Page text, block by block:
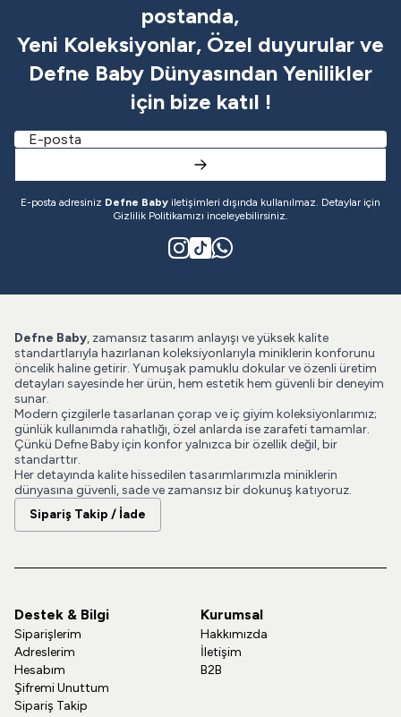
postanda,
Yeni Koleksiyonlar, Özel duyurular ve
Defne Baby Dünyasından Yenilikler
için bize katıl !
E-posta adresiniz Defne Baby iletişimleri dışında kullanılmaz. Detaylar için
Gizlilik Politikamızı inceleyebilirsiniz.
Defne Baby, zamansız tasarım anlayışı ve yüksek kalite
standartlarıyla hazırlanan koleksiyonlarıyla miniklerin konforunu
öncelik haline getirir. Yumuşak pamuklu dokular ve özenli üretim
detayları sayesinde her ürün, hem estetik hem güvenli bir deneyim
sunar.
Modern çizgilerle tasarlanan çorap ve iç giyim koleksiyonlarımız;
günlük kullanımda rahatlığı, özel anlarda ise zarafeti tamamlar.
Çünkü Defne Baby için konfor yalnızca bir özellik değil, bir
standarttır.
Her detayında kalite hissedilen tasarımlarımızla miniklerin
dünyasına güvenli, sade ve zamansız bir dokunuş katıyoruz.
Sipariş Takip / İade
Destek & Bilgi
Siparişlerim
Adreslerim
Hesabım
Şifremi Unuttum
Sipariş Takip
Kurumsal
Hakkımızda
İletişim
B2B